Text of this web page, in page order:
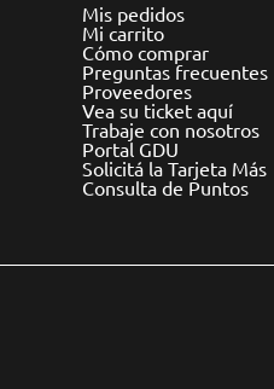
Mis pedidos
Mi carrito
Cómo comprar
Preguntas frecuentes
Proveedores
Vea su ticket aquí
Trabaje con nosotros
Portal GDU
Solicitá la Tarjeta Más
Consulta de Puntos